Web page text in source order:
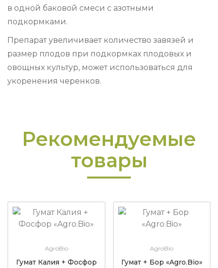
в одной баковой смеси с азотными
подкормками.
Препарат увеличивает количество завязей и
размер плодов при подкормках плодовых и
овощных культур, может использоваться для
укоренения черенков.
Рекомендуемые
товары
AgroBio
Гумат Калия + Фосфор
AgroBio
Гумат + Бор «Agro.Bio»